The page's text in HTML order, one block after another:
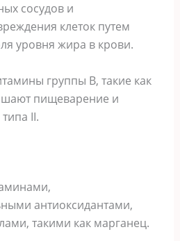
сосудов и
клеток путем
уровня жира в крови.
группы В, такие как
пищеварение и
II.
антиоксидантами,
такими как марганец.